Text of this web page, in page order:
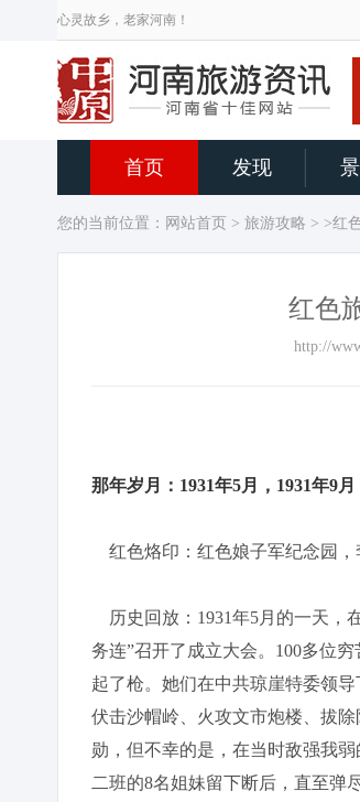
心灵故乡，老家河南！
首页 发现
您的当前位置： 网站首页 > 旅游攻略 > >红
红色
http://
那年岁月：1931年5月，1931年9月
红色烙印：红色娘子军纪念园，
历史回放：1931年5月的一天，
务连”召开了成立大会。100多位
起了枪。她们在中共琼崖特委领
伏击沙帽岭、火攻文市炮楼、拔
勋，但不幸的是，在当时敌强我
二班的8名姐妹留下断后，直至弹